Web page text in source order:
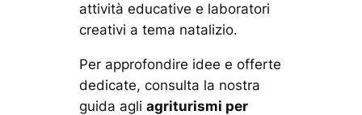
attività educative e laboratori
creativi a tema natalizio.
Per approfondire idee e offerte
dedicate, consulta la nostra
guida agli agriturismi per